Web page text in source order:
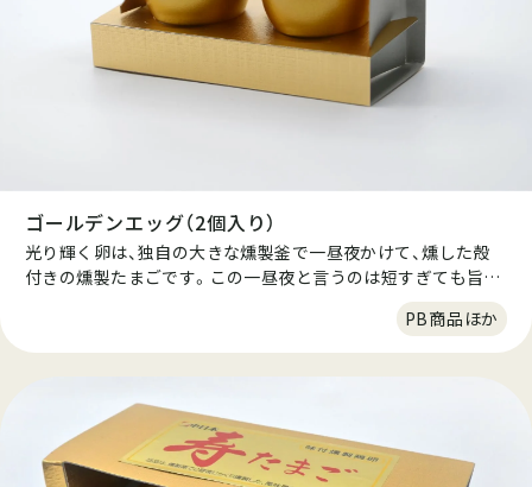
ゴールデンエッグ（2個入り）
光り輝く卵は、独自の大きな燻製釜で一昼夜かけて、燻した殻
付きの燻製たまごです。この一昼夜と言うのは短すぎても旨味
が出なく、長すぎても味が抜けるといいう絶妙なタイミングで
仕上げています。良質なたんぱく質、ビタミン、ミネラル、鉄な
どの栄養価の優れた商品です。殻をむくと出てくるのは、スモ
してオリーブオイルを少量垂らしても美味しくお召し上がりい
ただけます。 ※ジャパンフードセレクション金賞受賞。
PB商品ほか